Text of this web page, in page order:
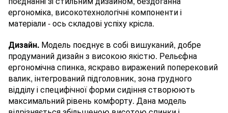
ергономіка, високотехнологічні компоненти і
матеріали - ось складові успіху крісла.
Дизайн. Модель поєднує в собі вишуканий, добре
продуманий дизайн з високою якістю. Рельєфна
ергономічна спинка, яскраво виражений поперековий
валик, інтегрований підголовник, зона грудного
відділу і специфічної форми сидіння створюють
максимальний рівень комфорту. Дана модель